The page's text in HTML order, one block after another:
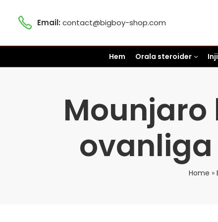
Email: contact@bigboy-shop.com
Hem Orala steroider
Home »